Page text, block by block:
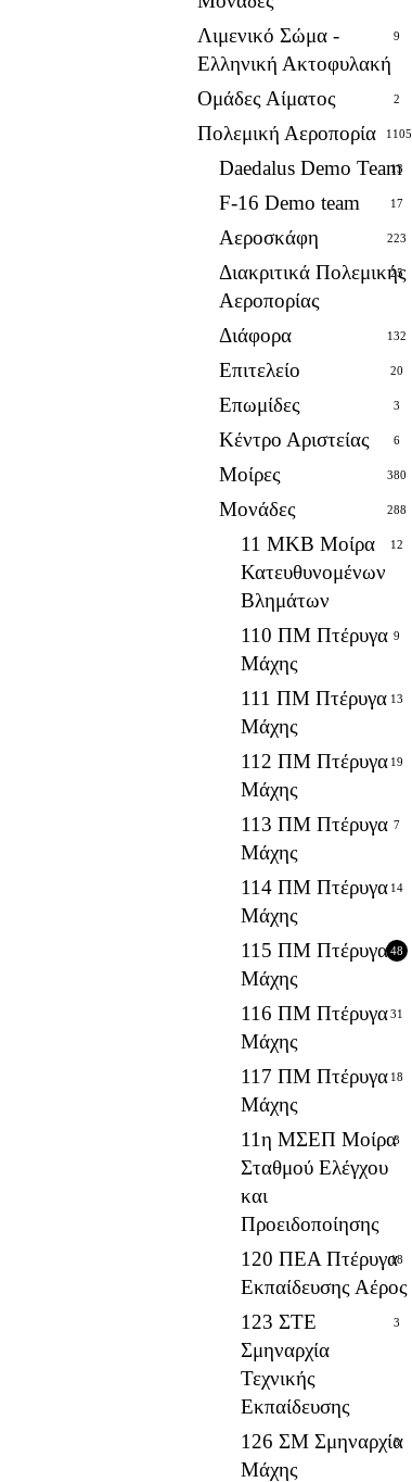
Λιμενικό Σώμα -
Ελληνική Ακτοφυλακή
9
Ομάδες Αίματος 2
Πολεμική Αεροπορία 1105
Daedalus Demo Team
13
F-16 Demo team 17
Αεροσκάφη 223
Διακριτικά Πολεμικής
Αεροπορίας
25
Διάφορα 132
Επιτελείο 20
Επωμίδες 3
Κέντρο Αριστείας 6
Μοίρες 380
Μονάδες 288
11 ΜΚΒ Μοίρα
Κατευθυνομένων
Βλημάτων
12
110 ΠΜ Πτέρυγα
Μάχης
9
111 ΠΜ Πτέρυγα
Μάχης
13
112 ΠΜ Πτέρυγα
Μάχης
19
113 ΠΜ Πτέρυγα
Μάχης
7
114 ΠΜ Πτέρυγα
Μάχης
14
115 ΠΜ Πτέρυγα
Μάχης
48
116 ΠΜ Πτέρυγα
Μάχης
31
117 ΠΜ Πτέρυγα
Μάχης
18
11η ΜΣΕΠ Μοίρα
Σταθμού Ελέγχου
και
Προειδοποίησης
3
120 ΠΕΑ Πτέρυγα
Εκπαίδευσης Αέρος
18
123 ΣΤΕ
Σμηναρχία
Τεχνικής
Εκπαίδευσης
3
126 ΣΜ Σμηναρχία
Μάχης
3